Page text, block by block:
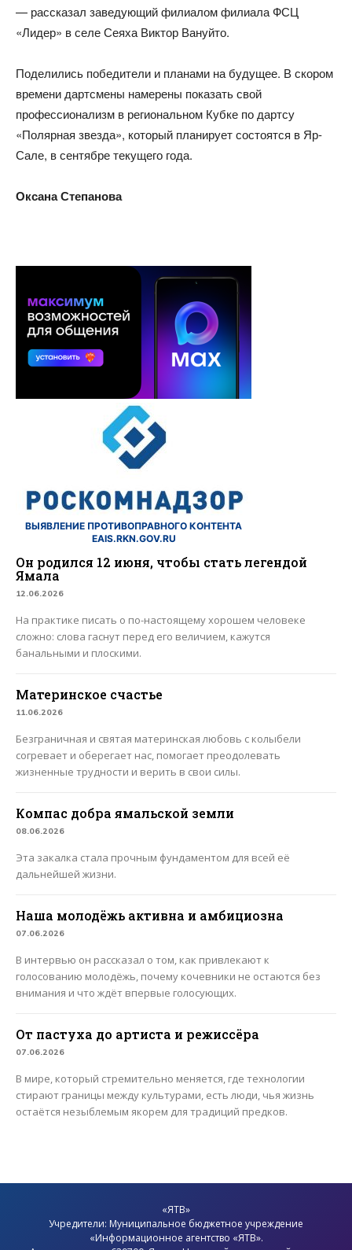
— рассказал заведующий филиалом филиала ФСЦ
«Лидер» в селе Сеяха Виктор Вануйто.
Поделились победители и планами на будущее. В скором
времени дартсмены намерены показать свой
профессионализм в региональном Кубке по дартсу
«Полярная звезда», который планирует состоятся в Яр-
Сале, в сентябре текущего года.
Оксана Степанова
ВЫЯВЛЕНИЕ ПРОТИВОПРАВНОГО КОНТЕНТА
EAIS.RKN.GOV.RU
Он родился 12 июня, чтобы стать легендой
Ямала
12.06.2026
На практике писать о по-настоящему хорошем человеке
сложно: слова гаснут перед его величием, кажутся
банальными и плоскими.
Материнское счастье
11.06.2026
Безграничная и святая материнская любовь с колыбели
согревает и оберегает нас, помогает преодолевать
жизненные трудности и верить в свои силы.
Компас добра ямальской земли
08.06.2026
Эта закалка стала прочным фундаментом для всей её
дальнейшей жизни.
Наша молодёжь активна и амбициозна
07.06.2026
В интервью он рассказал о том, как привлекают к
голосованию молодёжь, почему кочевники не остаются без
внимания и что ждёт впервые голосующих.
От пастуха до артиста и режиссёра
07.06.2026
В мире, который стремительно меняется, где технологии
стирают границы между культурами, есть люди, чья жизнь
остаётся незыблемым якорем для традиций предков.
«ЯТВ»
Учредители: Муниципальное бюджетное учреждение
«Информационное агентство «ЯТВ».